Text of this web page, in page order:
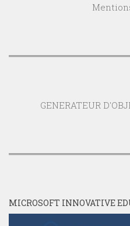
GENERATEUR
MICROSOFT INNOVATIVE